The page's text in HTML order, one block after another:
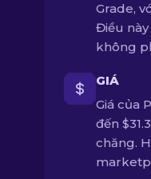
Grade,
Điều
không
GIÁ
Giá của
đến
chăng.